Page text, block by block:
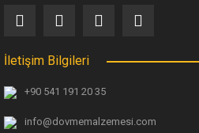
İletişim Bilgileri
+90 541 191 20 35
info@dovmemalzemesi.com